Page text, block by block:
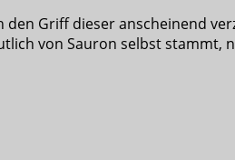
Griff dieser anscheinend
von Sauron selbst stammt,